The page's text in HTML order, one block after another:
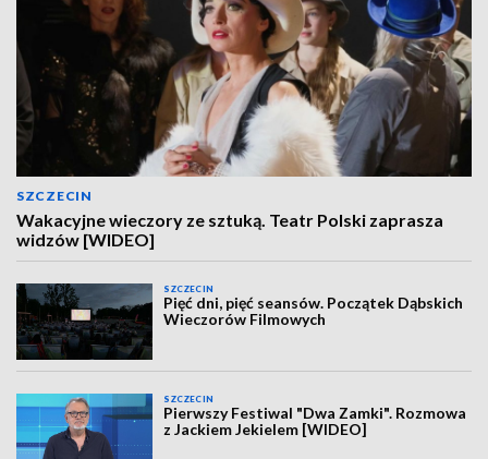
SZCZECIN
Wakacyjne wieczory ze sztuką. Teatr Polski zaprasza
widzów [WIDEO]
SZCZECIN
Pięć dni, pięć seansów. Początek Dąbskich
Wieczorów Filmowych
SZCZECIN
Pierwszy Festiwal "Dwa Zamki". Rozmowa
z Jackiem Jekielem [WIDEO]